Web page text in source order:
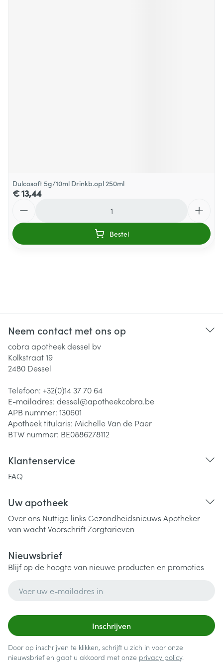
Dulcosoft 5g/10ml Drinkb.opl 250ml
€ 13,44
Bestel
Neem contact met ons op
cobra apotheek dessel bv
Kolkstraat 19
2480 Dessel
Telefoon: +32(0)14 37 70 64
E-mailadres: dessel@apotheekcobra.be
APB nummer: 130601
Apotheek titularis: Michelle Van de Paer
BTW nummer: BE0886278112
Klantenservice
FAQ
Uw apotheek
Over ons Nuttige links Gezondheidsnieuws Apotheker
van wachtVoorschriftZorgtarieven
Nieuwsbrief
Blijf op de hoogte van nieuwe producten en promoties
Inschrijven
Door op inschrijven te klikken, schrijft u zich in voor onze
nieuwsbrief en gaat u akkoord met onze privacy policy.